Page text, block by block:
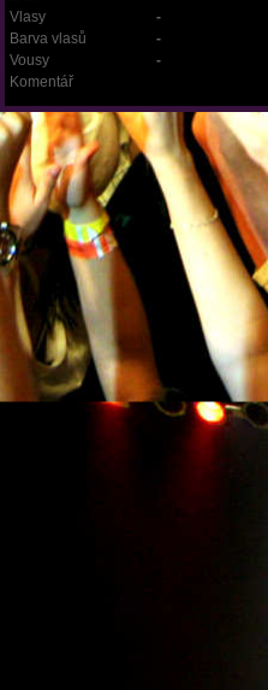
Vlasy
-
Barva vlasů
-
Vousy
-
Komentář